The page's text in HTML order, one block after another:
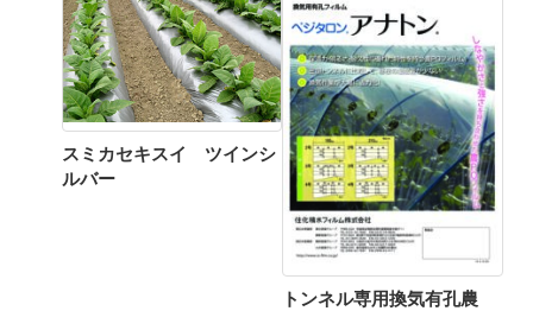
スミカセキスイ ツインシ
ルバー
トンネル専用換気有孔農